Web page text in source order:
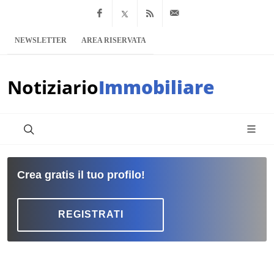
Facebook
x.com Feed RSS
NEWSLETTER AREA RISERVATA
NotiziarioImmobiliare
Crea gratis il tuo profilo!
REGISTRATI